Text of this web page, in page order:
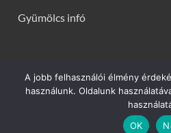
Gyümölcs infó
Kerti virágok - Virág infók: Virág,
talajtakarók, balkon növények,
gondozása, ültetése, szaporítása
andHitMag.
A jobb felhasználói élmény
használunk. Oldalunk
OK